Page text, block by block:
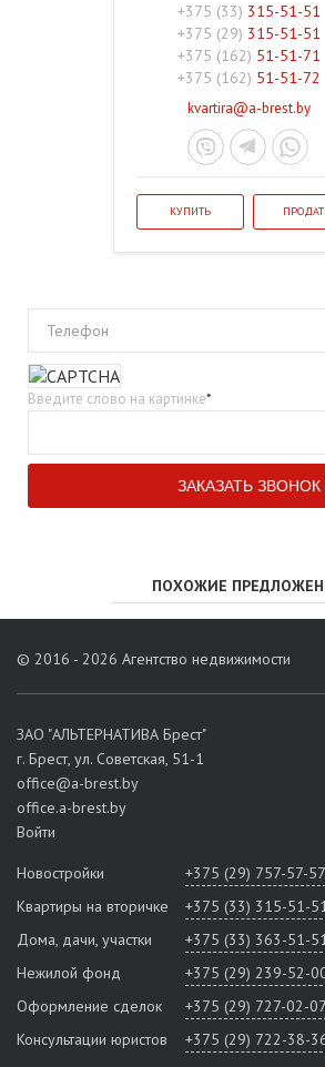
+375 (33) 315-51-51
+375 (29) 315-51-51
+375 (162) 51-51-71
+375 (162) 51-51-72
kvartira@a-brest.by
КУПИТЬ
Телефон
Введите слово на картинке*
ПОХОЖИЕ
© 2016 - 2026 Агентство недвижимости
ЗАО "АЛЬТЕРНАТИВА Брест"
г. Брест, ул. Советская, 51-1
office@a-brest.by
office.a-brest.by
Войти
Новостройки
+375 (29) 757-57-57
Квартиры на вторичке
+375 (33) 315-51-
Дома, дачи, участки
+375 (33) 363-51-
Нежилой фонд
+375 (29) 239-52-
Оформление сделок
+375 (29) 727-02-07
Консультации юристов
+375 (29) 722-38-